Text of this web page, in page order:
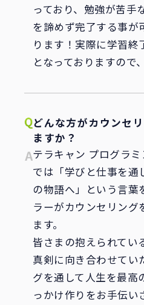
っており、勉強が苦手
を諦めず完了する事が
ります！実際に学習
となっておりますので
どんな方がカウンセ
ますか？
テラキャン プログラ
では「学びと仕事を通
の物語へ」という言葉
ラーがカウンセリング
ます。
皆さまの抱えられてい
真剣に向き合わせてい
グを通して人生を最高
っかけ作りをお手伝い